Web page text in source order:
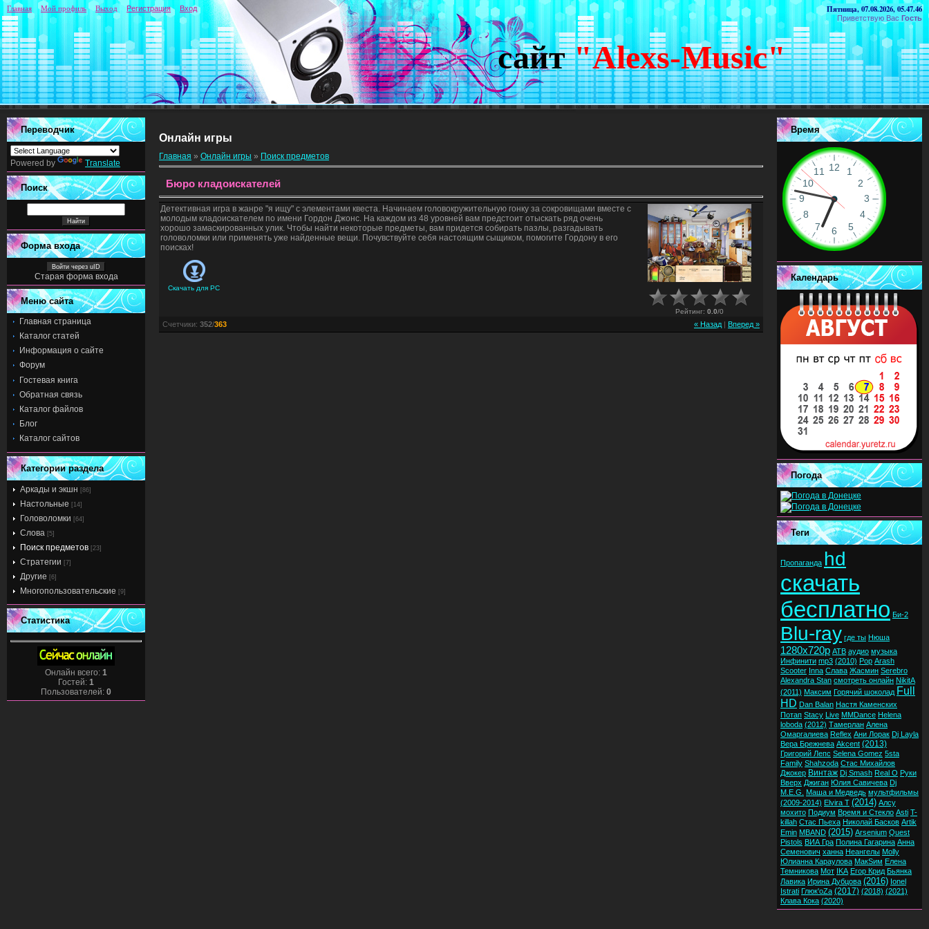
Пятница, 07.08.2026, 05.47.46
Приветствую Вас Гость
сайт "Alexs-Music"
Главная Мой профиль Выход Регистрация Вход
Переводчик
Powered by Translate
Поиск
Форма входа
Войти через uID
Старая форма входа
Меню сайта
Главная страница
Каталог статей
Информация о сайте
Форум
Гостевая книга
Обратная связь
Каталог файлов
Блог
Каталог сайтов
Категории раздела
Аркады и экшн [86]
Настольные [14]
Головоломки [64]
Слова [5]
Поиск предметов [23]
Стратегии [7]
Другие [6]
Многопользовательские [9]
Статистика
Онлайн всего: 1
Гостей: 1
Пользователей: 0
Онлайн игры
Главная » Онлайн игры » Поиск предметов
Бюро кладоискателей
Детективная игра в жанре "я ищу" с элементами квеста. Начинаем головокружительную гонку за сокровищами вместе с
молодым кладоискателем по имени Гордон Джонс. На каждом из 48 уровней вам предстоит отыскать ряд очень
хорошо замаскированных улик. Чтобы найти некоторые предметы, вам придется собирать пазлы, разгадывать
головоломки или применять уже найденные вещи. Почувствуйте себя настоящим сыщиком, помогите Гордону в его
поисках!
Скачать для PC
Рейтинг: 0.0/0
« Назад| Вперед »
Счетчики: 352/363
Время
Календарь
Погода
Теги
Пропаганда hd
скачать
бесплатно Би-2
Blu-ray где ты Нюша
1280x720p ATB аудио музыка
Инфинити mp3 (2010) Pop Arash
Scooter Inna Слава Жасмин Serebro
Alexandra Stan смотреть онлайн NikitA
(2011) Максим Горячий шоколад Full
HD Dan Balan Настя Каменских
Потап Stacy Live MMDance Helena
loboda (2012) Тамерлан Алена
Омаргалиева Reflex Ани Лорак Dj Layla
Вера Брежнева Akcent (2013)
Григорий Лепс Selena Gomez 5sta
Family Shahzoda Стас Михайлов
Джокер Винтаж Dj Smash Real O Руки
Вверх Джиган Юлия Савичева Dj
M.E.G.
Маша и Медведь мультфильмы
(2009-2014) Elvira T (2014) Алсу
мохито Подиум Время и Стекло Asti T-
killah Стас Пьеха Николай Басков Artik
Emin MBAND (2015) Arsenium Quest
Pistols ВИА Гра Полина Гагарина Анна
Семенович ханна Неангелы Molly
Юлианна Караулова МакSим Елена
Темникова Мот IKA Егор Крид Бьянка
Лавика Ирина Дубцова (2016) Ionel
Istrati Глюк'oZa (2017) (2018) (2021)
Клава Кока (2020)